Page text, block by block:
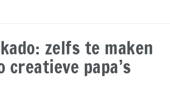
zelfs te maken
papa’s